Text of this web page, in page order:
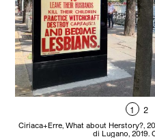
1 2
Ciriaca+Erre, What about Herstory?,
di Lugano, 2019.